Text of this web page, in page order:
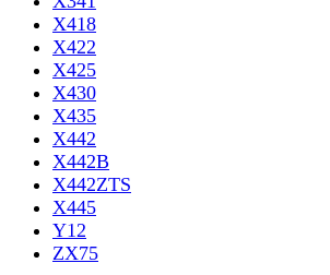
X418
X422
X425
X430
X435
X442
X442B
X442ZTS
X445
Y12
ZX75